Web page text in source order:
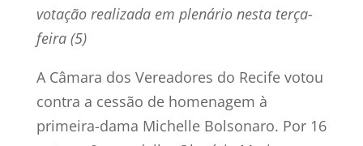
votação realizada em plenário nesta terça-
feira (5)
A Câmara dos Vereadores do Recife votou
contra a cessão de homenagem à
primeira-dama Michelle Bolsonaro. Por 16